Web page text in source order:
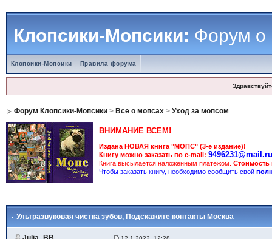
Клопсики-Мопсики:Форум о
Клопсики-Мопсики Правила форума
Форум Клопсики-Мопсики> Все о мопсах> Уход за мопсом
ВНИМАНИЕ ВСЕМ!
Издана НОВАЯ книга "МОПС" (3-е издание)!
Книгу можно заказать по e-mail: 9496231@mail.ru
Книга высылается наложенным платежом. Стоимость
Чтобы заказать книгу, необходимо сообщить свой
Ультразвуковая чистка зубов, Подскажите контакты Москва